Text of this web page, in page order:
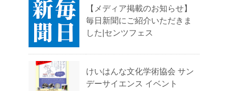
【メディア掲載のお知らせ】
毎日新聞にご紹介いただきま
した|センツフェス
けいはんな文化学術協会 サン
デーサイエンス イベント